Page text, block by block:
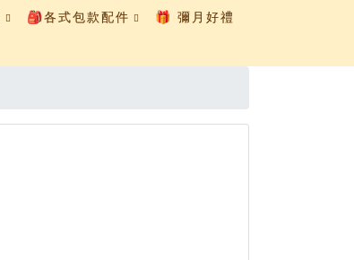
🎒各式包款配件 🎁 彌月好禮